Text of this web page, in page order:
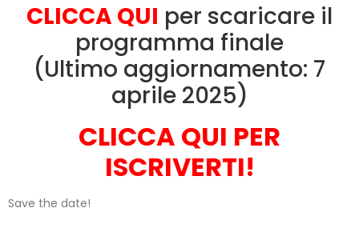
CLICCA QUI per scaricare il
programma finale
(Ultimo aggiornamento: 7
aprile 2025)
CLICCA QUI PER
ISCRIVERTI!
Save the date!